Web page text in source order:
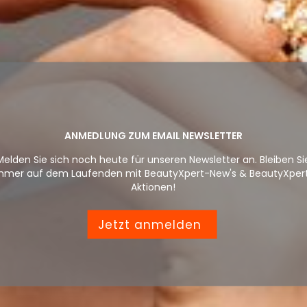
ANMEDLUNG ZUM EMAIL NEWSLETTER
Sie sich noch heute für unseren Newsletter an. Bleiben
auf dem Laufenden mit BeautyXpert-New's &
Aktionen!
Jetzt anmelden